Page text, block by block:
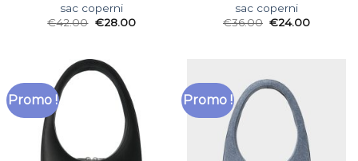
sac coperni
€42.00 €28.00
sac coperni
€36.00 €24.00
Promo ! Promo !